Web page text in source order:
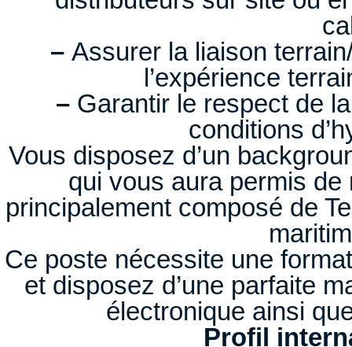
– Assurer la liaison
l’expérience
– Garantir le respect de
conditions
Vous disposez d’un
qui vous aura permis
principalement composé de
Ce poste nécessite une
et disposez d’une parfaite
électronique ainsi
Profil